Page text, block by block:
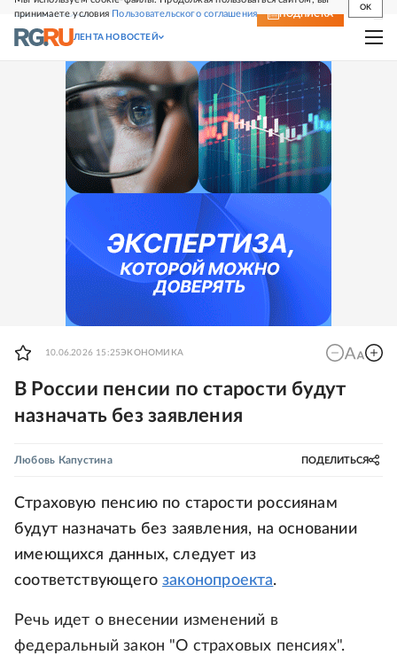
принимаете условия Пользовательского соглашения
OK
СВЕЖИЙ НОМЕР ПОДПИСКА
ЛЕНТА НОВОСТЕЙ
10.06.2026 15:25ЭКОНОМИКА
В России пенсии по старости будут
назначать без заявления
Любовь Капустина ПОДЕЛИТЬСЯ
Страховую пенсию по старости россиянам
будут назначать без заявления, на основании
имеющихся данных, следует из
соответствующегозаконопроекта.
Речь идет о внесении изменений в
федеральный закон "О страховых пенсиях".